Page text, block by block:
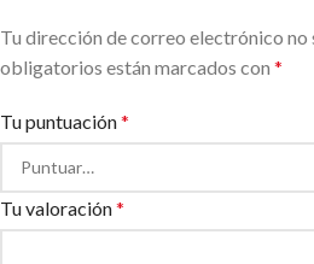
Tu dirección de correo electrónico no
obligatorios están marcados con *
Tu puntuación*
Tu valoración*